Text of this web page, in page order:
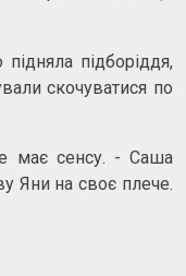
підборіддя,
скочуватися по
має сенсу. - Саша
Яни на своє плече.